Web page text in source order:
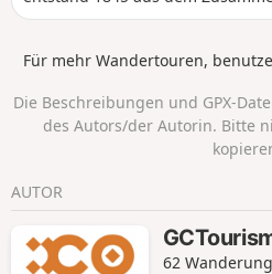
und Sonneville. Eingebettet im
Für mehr Wandertouren,
Die Beschreibungen und GPX-
des Autors/der Autorin. Bitte
AUTOR
62